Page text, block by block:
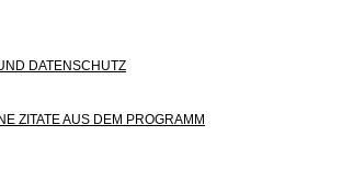
DATENSCHUTZ
ZITATE AUS DEM PROGRAMM